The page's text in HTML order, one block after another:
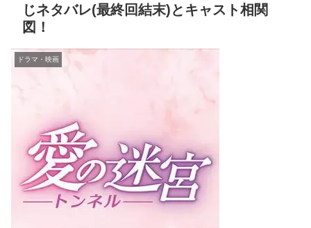
じネタバレ(最終回結末)とキャスト相関
図！
ドラマ・映画